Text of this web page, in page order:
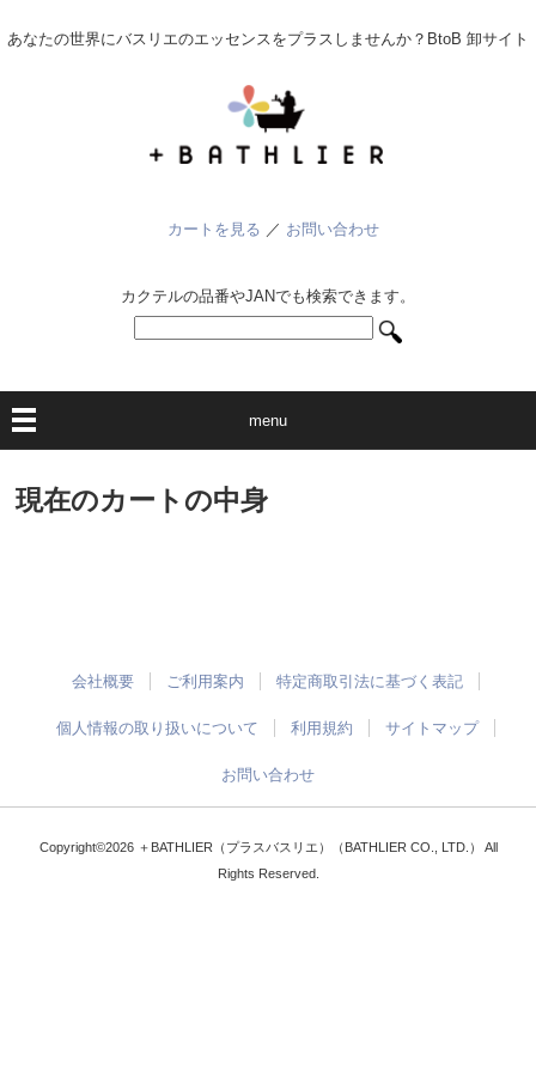
あなたの世界にバスリエのエッセンスをプラスしませんか？BtoB 卸サイト
カートを見る ／ お問い合わせ
カクテルの品番やJANでも検索できます。
menu
現在のカートの中身
会社概要 ご利用案内 特定商取引法に基づく表記
個人情報の取り扱いについて 利用規約 サイトマップ
お問い合わせ
Copyright©2026 ＋BATHLIER（プラスバスリエ）（BATHLIER CO., LTD.） All
Rights Reserved.